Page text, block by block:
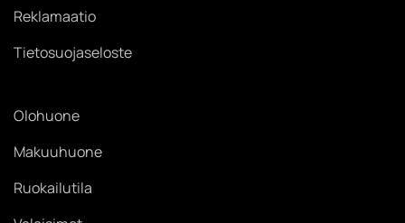
Reklamaatio
Tietosuojaseloste
Olohuone
Makuuhuone
Ruokailutila